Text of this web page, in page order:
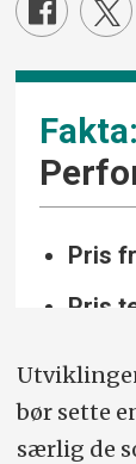
Pris
Pris
bør sette
særlig de